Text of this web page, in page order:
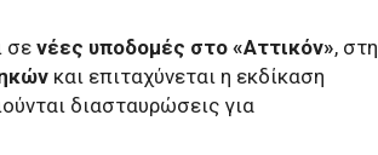
σε νέες υποδομές στο «Αττικόν», στη
και επιταχύνεται η εκδίκαση
διασταυρώσεις για